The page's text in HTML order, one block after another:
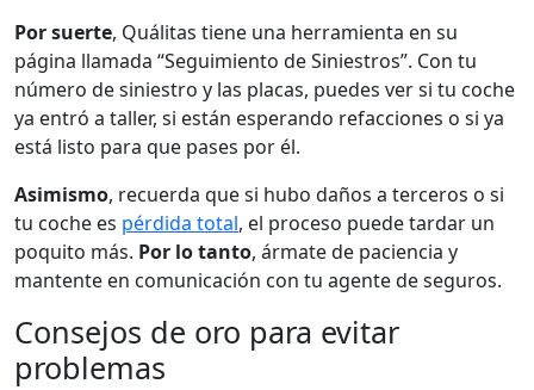
Por suerte, Quálitas tiene una herramienta en su
página llamada “Seguimiento de Siniestros”. Con tu
número de siniestro y las placas, puedes ver si tu coche
ya entró a taller, si están esperando refacciones o si ya
está listo para que pases por él.
Asimismo, recuerda que si hubo daños a terceros o si
tu coche es pérdida total, el proceso puede tardar un
poquito más. Por lo tanto, ármate de paciencia y
mantente en comunicación con tu agente de seguros.
Consejos de oro para evitar
problemas